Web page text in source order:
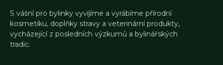
S vášní pro bylinky vyvíjíme a vyrábíme přírodní
kosmetiku, doplňky stravy a veterinární produkty,
vycházející z posledních výzkumů a bylinářských
tradic.